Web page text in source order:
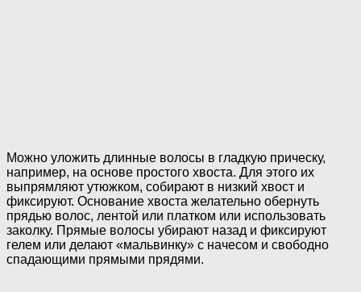
Можно уложить длинные волосы в гладкую прическу,
например, на основе простого хвоста. Для этого их
выпрямляют утюжком, собирают в низкий хвост и
фиксируют. Основание хвоста желательно обернуть
прядью волос, лентой или платком или использовать
заколку. Прямые волосы убирают назад и фиксируют
гелем или делают «мальвинку» с начесом и свободно
спадающими прямыми прядями.